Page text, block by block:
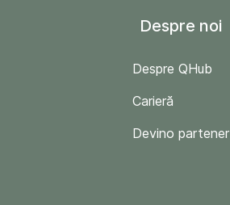
Despre noi
Despre QHub
Carieră
Devino partener